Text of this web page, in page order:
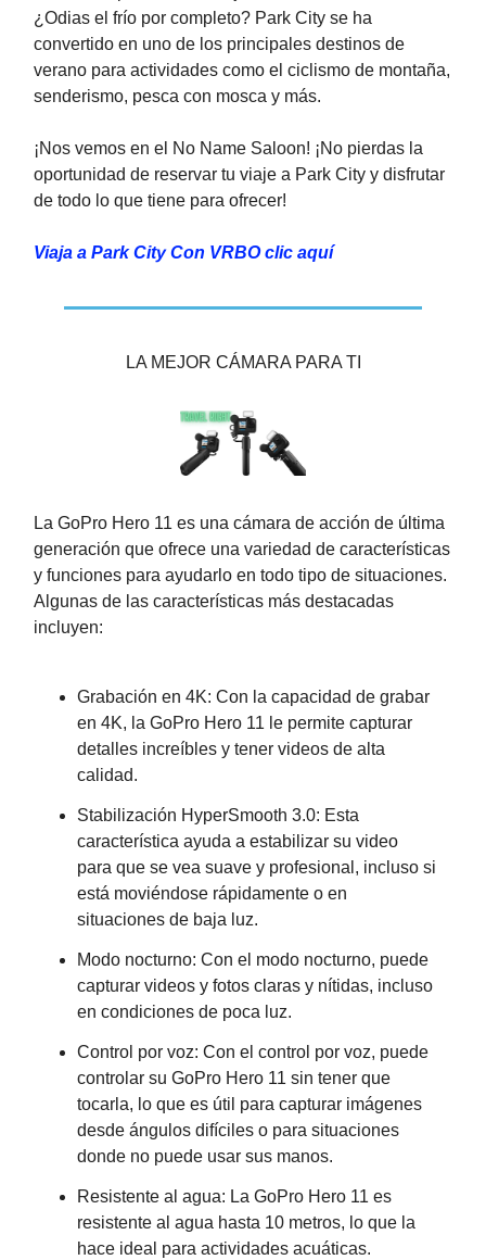
¿Odias el frío por completo? Park City se ha
convertido en uno de los principales destinos de
verano para actividades como el ciclismo de montaña,
senderismo, pesca con mosca y más.
¡Nos vemos en el No Name Saloon! ¡No pierdas la
oportunidad de reservar tu viaje a Park City y disfrutar
de todo lo que tiene para ofrecer!
Viaja a Park City Con VRBO clic aquí
LA MEJOR CÁMARA PARA TI
La GoPro Hero 11 es una cámara de acción de última
generación que ofrece una variedad de características
y funciones para ayudarlo en todo tipo de situaciones.
Algunas de las características más destacadas
incluyen:
Grabación en 4K: Con la capacidad de grabar
en 4K, la GoPro Hero 11 le permite capturar
detalles increíbles y tener videos de alta
calidad.
Stabilización HyperSmooth 3.0: Esta
característica ayuda a estabilizar su video
para que se vea suave y profesional, incluso si
está moviéndose rápidamente o en
situaciones de baja luz.
Modo nocturno: Con el modo nocturno, puede
capturar videos y fotos claras y nítidas, incluso
en condiciones de poca luz.
Control por voz: Con el control por voz, puede
controlar su GoPro Hero 11 sin tener que
tocarla, lo que es útil para capturar imágenes
desde ángulos difíciles o para situaciones
donde no puede usar sus manos.
Resistente al agua: La GoPro Hero 11 es
resistente al agua hasta 10 metros, lo que la
hace ideal para actividades acuáticas.